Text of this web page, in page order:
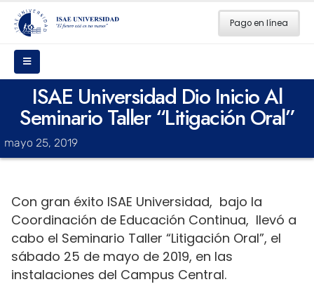
Pago en línea
ISAE Universidad Dio Inicio Al
Seminario Taller “Litigación Oral”
mayo 25, 2019
Con gran éxito ISAE Universidad, bajo la
Coordinación de Educación Continua, llevó a
cabo el Seminario Taller “Litigación Oral”, el
sábado 25 de mayo de 2019, en las
instalaciones del Campus Central.